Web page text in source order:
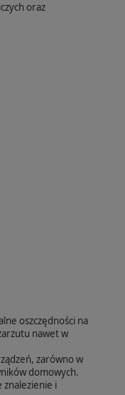
oraz
oszczędności na
nawet w
zarówno w
domowych.
znalezienie i